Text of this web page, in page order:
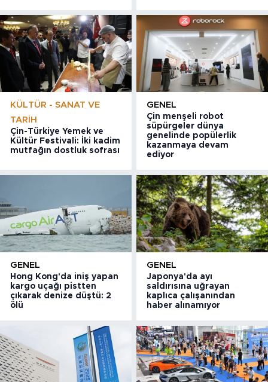
KÜLTÜR - SANAT VE
TARIH
Çin-Türkiye Yemek ve
Kültür Festivali: İki kadim
mutfağın dostluk sofrası
GENEL
Çin menşeli robot
süpürgeler dünya
genelinde popülerlik
kazanmaya devam
ediyor
GENEL
Hong Kong'da iniş yapan
kargo uçağı pistten
çıkarak denize düştü: 2
ölü
GENEL
Japonya'da ayı
saldırısına uğrayan
kaplıca çalışanından
haber alınamıyor